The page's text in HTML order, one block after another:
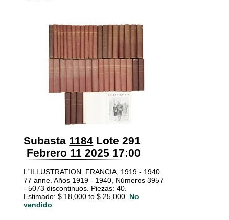
Subasta 1184 Lote 291
Febrero 11 2025 17:00
L´ILLUSTRATION. FRANCIA, 1919 - 1940.
77 anne. Años 1919 - 1940, Números 3957
- 5073 discontinuos. Piezas: 40.
Estimado: $ 18,000 to $ 25,000. No
vendido